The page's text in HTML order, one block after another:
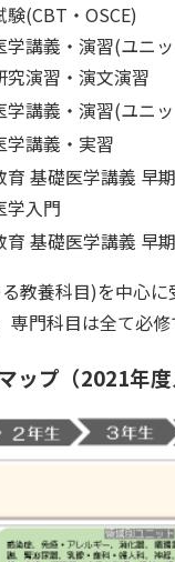
験(CBT・OSCE)
学講義・演習(ユニ
究演習・演文演習
学講義・演習(ユニ
学講義・実習
育 基礎医学講義 早
学入門
育 基礎医学講義 早
教養科目)を中心
門科目は全て必修
ップ（2021年度